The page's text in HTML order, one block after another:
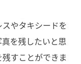
やタキシードを
を残したいと思
すことができま